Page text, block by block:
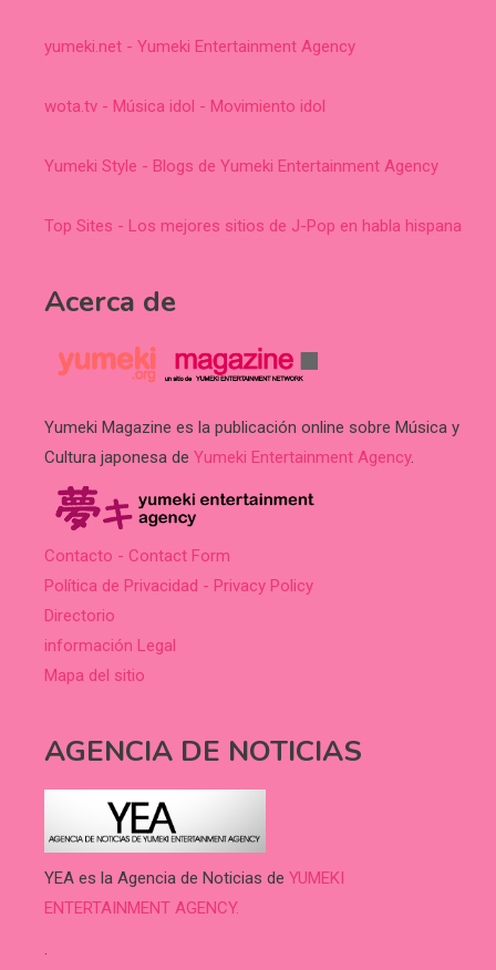
yumeki.net - Yumeki Entertainment Agency
wota.tv - Música idol - Movimiento idol
Yumeki Style - Blogs de Yumeki Entertainment Agency
Top Sites - Los mejores sitios de J-Pop en habla hispana
Acerca de
Yumeki Magazine es la publicación online sobre Música y
Cultura japonesa de Yumeki Entertainment Agency.
Contacto - Contact Form
Política de Privacidad - Privacy Policy
Directorio
información Legal
Mapa del sitio
AGENCIA DE NOTICIAS
YEA es la Agencia de Noticias de YUMEKI
ENTERTAINMENT AGENCY.
.